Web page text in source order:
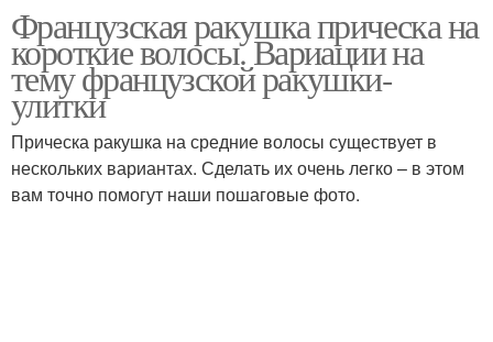
Французская ракушка прическа на
короткие волосы. Вариации на
тему французской ракушки-
улитки
Прическа ракушка на средние волосы существует в
нескольких вариантах. Сделать их очень легко – в этом
вам точно помогут наши пошаговые фото.